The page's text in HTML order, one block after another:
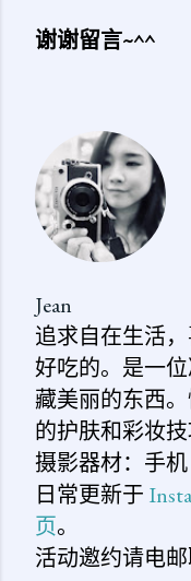
论
谢谢留言~^^
Jean
追求自在生活
好吃的。是一
藏美丽的东西
的护肤和彩妆技
摄影器材：手
日常更新于
页。
活动邀约请电邮